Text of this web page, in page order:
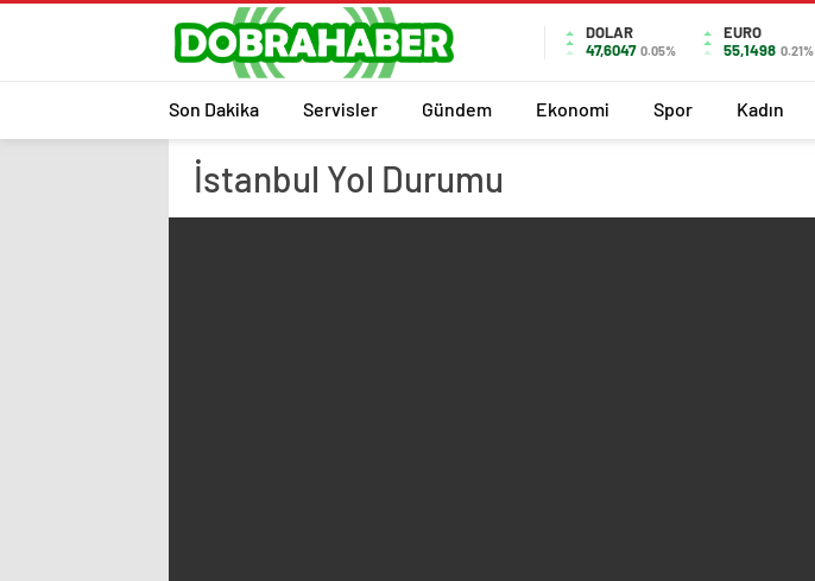
DOLAR
47,6047 0.05%
EURO
55,1498 0.21%
Son Dakika Servisler Gündem Ekonomi Spor Kadın
İstanbul Yol Durumu